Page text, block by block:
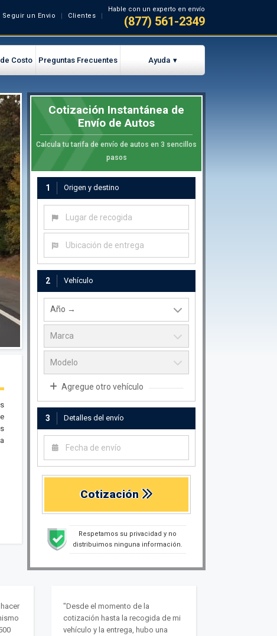
Seguir un Envio Clientes
Hable con un experto en envío
(877) 561-2349
Costo Preguntas Frecuentes Ayuda
Cotización Instantánea de
Envío de Autos
Calcula tu tarifa de envío de autos en 3 sencillos
pasos
1 Origen y destino
Lugar de recogida
Ubicación de entrega
2 Vehículo
Agregue otro vehículo
3 Detalles del envío
Cotización
Respetamos su privacidad y no
distribuimos ninguna información.
"Desde el momento de la
cotización hasta la recogida de mi
vehículo y la entrega, hubo una